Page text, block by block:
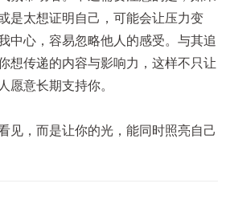
是太想证明自己，可能会让压力变
中心，容易忽略他人的感受。与其追
想传递的内容与影响力，这样不只让
愿意长期支持你。
见，而是让你的光，能同时照亮自己